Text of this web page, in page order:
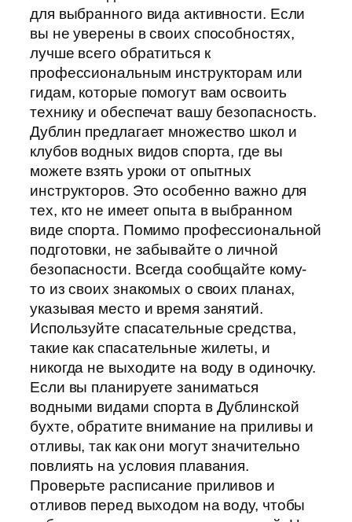
для выбранного вида активности. Если
вы не уверены в своих способностях,
лучше всего обратиться к
профессиональным инструкторам или
гидам, которые помогут вам освоить
технику и обеспечат вашу безопасность.
Дублин предлагает множество школ и
клубов водных видов спорта, где вы
можете взять уроки от опытных
инструкторов. Это особенно важно для
тех, кто не имеет опыта в выбранном
виде спорта. Помимо профессиональной
подготовки, не забывайте о личной
безопасности. Всегда сообщайте кому-
то из своих знакомых о своих планах,
указывая место и время занятий.
Используйте спасательные средства,
такие как спасательные жилеты, и
никогда не выходите на воду в одиночку.
Если вы планируете заниматься
водными видами спорта в Дублинской
бухте, обратите внимание на приливы и
отливы, так как они могут значительно
повлиять на условия плавания.
Проверьте расписание приливов и
отливов перед выходом на воду, чтобы